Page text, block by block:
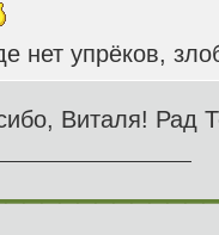
нет упрёков,
Виталя! Рад